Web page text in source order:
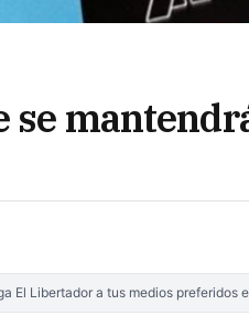
se
El Libertador a tus medios preferidos